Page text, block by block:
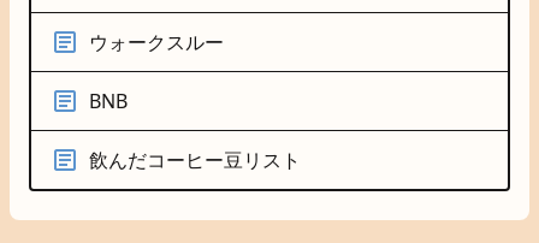
ウォークスルー
BNB
飲んだコーヒー豆リスト